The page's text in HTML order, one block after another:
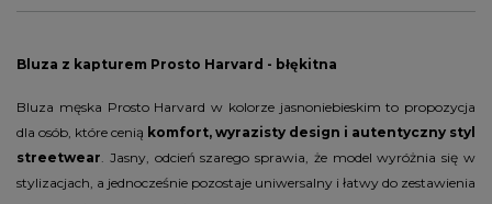
Bluza z kapturem Prosto Harvard - błękitna
Bluza męska Prosto Harvard w kolorze jasnoniebieskim to propozycja
dla osób, które cenią komfort, wyrazisty design i autentyczny styl
streetwear . Jasny, odcień szarego sprawia, że model wyróżnia się w
stylizacjach, a jednocześnie pozostaje uniwersalny i łatwy do zestawienia